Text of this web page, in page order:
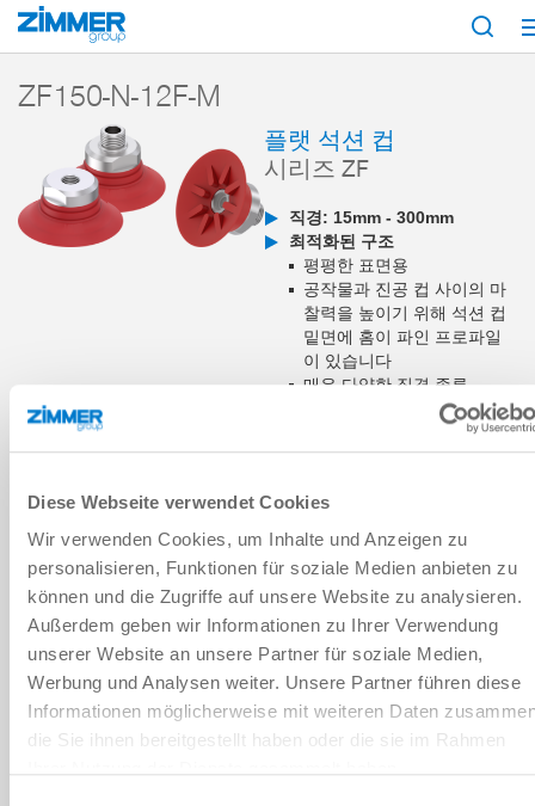
Diese Webseite verwendet Cookies
Wir verwenden Cookies, um Inhalte und Anzeigen zu
personalisieren, Funktionen für soziale Medien anbieten zu
können und die Zugriffe auf unsere Website zu analysieren.
Außerdem geben wir Informationen zu Ihrer Verwendung
unserer Website an unsere Partner für soziale Medien,
Werbung und Analysen weiter. Unsere Partner führen diese
Informationen möglicherweise mit weiteren Daten
die Sie ihnen bereitgestellt haben oder die sie im Rahmen
시작 제품 ZF150-N-
ZF150-N-12F-M
플랫 석션 컵
시리즈 ZF
직경: 15mm - 300mm
최적화된 구조
평평한 표면용
공작물과 진공 컵 사이의 마
찰력을 높이기 위해 석션 컵
밑면에 홈이 파인 프로파일
이 있습니다
매우 다양한 직경 종류
목재 및 합성 재료
장바구니에 추가
비교에 추가
기술 데이터